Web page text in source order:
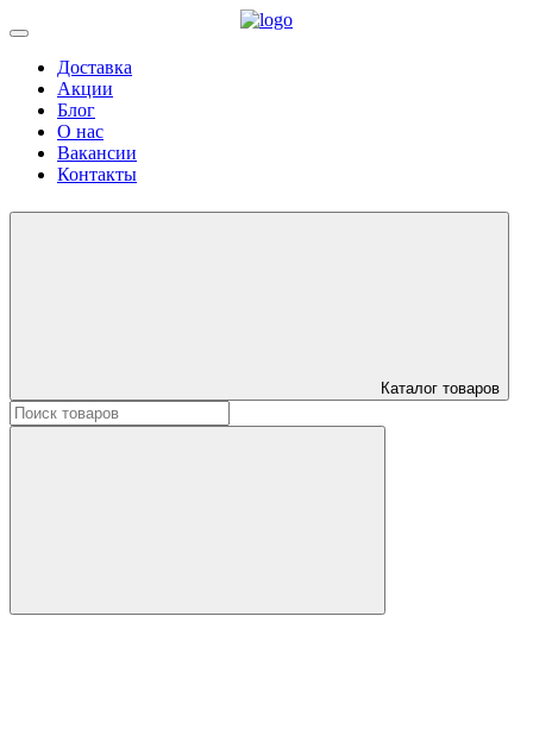
Доставка
Акции
Блог
О нас
Вакансии
Контакты
Каталог товаров
Искать: